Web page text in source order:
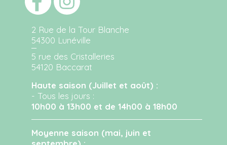
2 Rue de la Tour Blanche
54300 Lunéville
5 rue des Cristalleries
54120 Baccarat
Haute saison (Juillet et août) :
- Tous les jours :
10h00 à 13h00 et de 14h00 à 18h00
Moyenne saison (mai, juin et